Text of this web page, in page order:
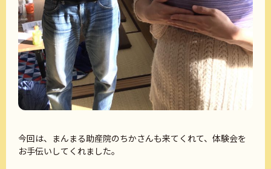
今回は、まんまる助産院のちかさんも来てくれて、体験会を
お手伝いしてくれました。